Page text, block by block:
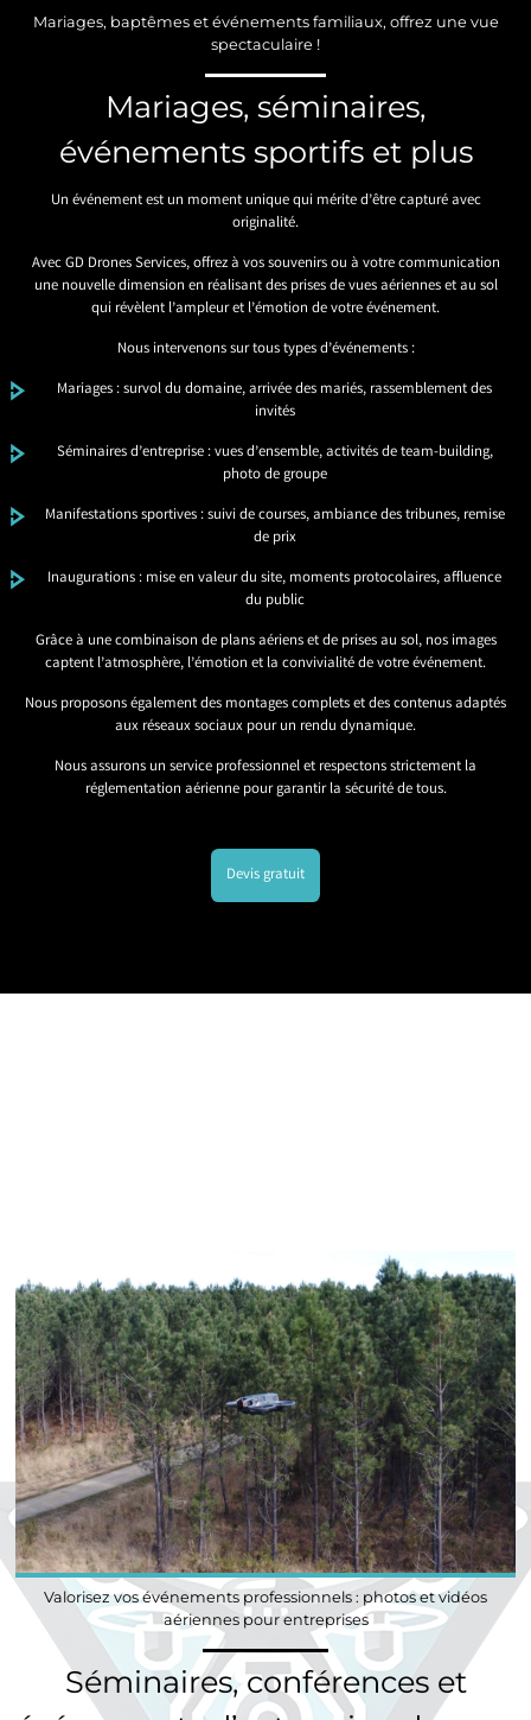
Mariages, baptêmes et événements familiaux, offrez une vue
spectaculaire !
Mariages, séminaires,
événements sportifs et plus
Un événement est un moment unique qui mérite d’être capturé avec
originalité.
Avec GD Drones Services, offrez à vos souvenirs ou à votre communication
une nouvelle dimension en réalisant des prises de vues aériennes et au sol
qui révèlent l’ampleur et l’émotion de votre événement.
Nous intervenons sur tous types d’événements :
Mariages : survol du domaine, arrivée des mariés, rassemblement des
invités
Séminaires d’entreprise : vues d’ensemble, activités de team-building,
photo de groupe
Manifestations sportives : suivi de courses, ambiance des tribunes, remise
de prix
Inaugurations : mise en valeur du site, moments protocolaires, affluence
du public
Grâce à une combinaison de plans aériens et de prises au sol, nos images
captent l’atmosphère, l’émotion et la convivialité de votre événement.
Nous proposons également des montages complets et des contenus adaptés
aux réseaux sociaux pour un rendu dynamique.
Nous assurons un service professionnel et respectons strictement la
réglementation aérienne pour garantir la sécurité de tous.
Devis gratuit
Valorisez vos événements professionnels : photos et vidéos
aériennes pour entreprises
Séminaires, conférences et